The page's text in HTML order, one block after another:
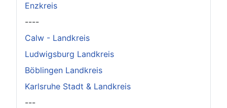
Enzkreis
----
Calw - Landkreis
Ludwigsburg Landkreis
Böblingen Landkreis
Karlsruhe Stadt & Landkreis
---